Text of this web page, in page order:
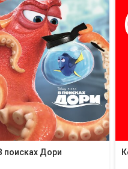
поисках Дори